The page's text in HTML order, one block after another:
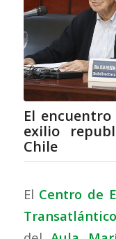
El
exilio
Chile
El Centro de